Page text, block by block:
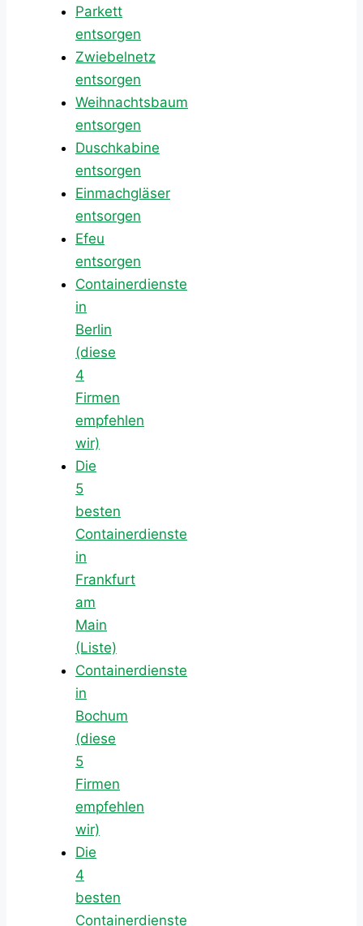
Parkett
entsorgen
Zwiebelnetz
entsorgen
Weihnachtsbaum
entsorgen
Duschkabine
entsorgen
Einmachgläser
entsorgen
Efeu
entsorgen
Containerdienste
in
Berlin
(diese
4
Firmen
empfehlen
wir)
Die
5
besten
Containerdienste
in
Frankfurt
am
Main
(Liste)
Containerdienste
in
Bochum
(diese
5
Firmen
empfehlen
wir)
Die
4
besten
Containerdienste